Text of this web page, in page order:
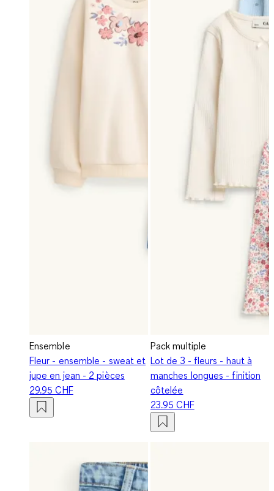
Ensemble
Fleur - ensemble - sweat et
jupe en jean - 2 pièces
29.95 CHF
Pack multiple
Lot de 3 - fleurs - haut à
manches longues - finition
côtelée
23.95 CHF